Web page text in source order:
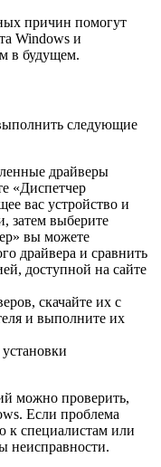
причин помогут
Windows и
в будущем.
следующие
драйверы
«Диспетчер
вас устройство и
затем выберите
вы можете
драйвера и сравнить
доступной на сайте
скачайте их с
и выполните их
можно проверить,
Если проблема
к специалистам или
неисправности.